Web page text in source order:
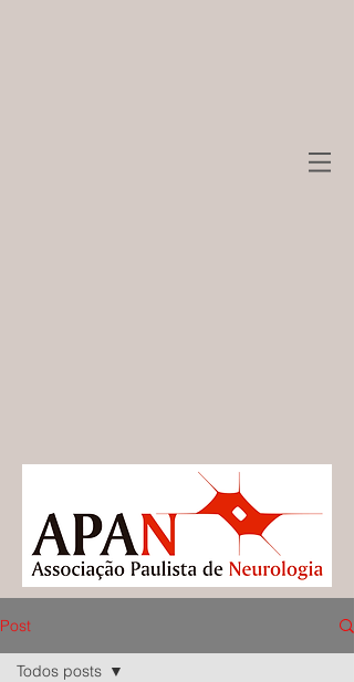
Post
Todos posts